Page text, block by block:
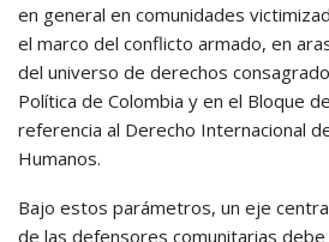
en general en comunidades
el marco del conflicto armado, en
del universo de derechos
Política de Colombia y en el Bloque
referencia al Derecho Internacional
Humanos.
Bajo estos parámetros, un eje
de las defensores comunitarias